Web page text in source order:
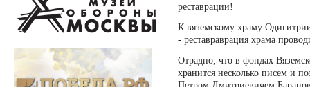
реставрации!
К вяземскому храму
- реставраврация храма
Отрадно, что в фондах
хранится несколько писем и